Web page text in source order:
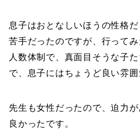
息子はおとなしいほうの性格
苦手だったのですが、行って
人数体制で、真面目そうな子
で、息子にはちょうど良い雰囲
先生も女性だったので、迫力
良かったです。